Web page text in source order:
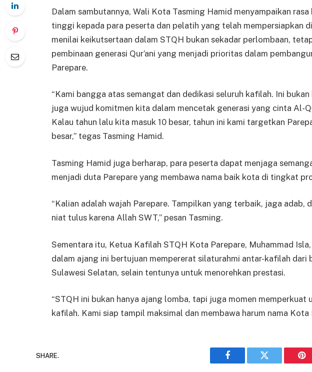
Dalam sambutannya, Wali Kota Tasming Hamid menyampaikan
tinggi kepada para peserta dan pelatih yang telah mempersiapkan
menilai keikutsertaan dalam STQH bukan sekadar perlombaan,
pembinaan generasi Qur’ani yang menjadi prioritas dalam
Parepare.
“Kami bangga atas semangat dan dedikasi seluruh kafilah. Ini
juga wujud komitmen kita dalam mencetak generasi yang cinta Al-
Kalau tahun lalu kita masuk 10 besar, tahun ini kami targetkan
besar,” tegas Tasming Hamid.
Tasming Hamid juga berharap, para peserta dapat menjaga
menjadi duta Parepare yang membawa nama baik kota di tingkat
“Kalian adalah wajah Parepare. Tampilkan yang terbaik, jaga adab,
niat tulus karena Allah SWT,” pesan Tasming.
Sementara itu, Ketua Kafilah STQH Kota Parepare, Muhammad
dalam ajang ini bertujuan mempererat silaturahmi antar-kafilah dari
Sulawesi Selatan, selain tentunya untuk menorehkan prestasi.
“STQH ini bukan hanya ajang lomba, tapi juga momen memperkuat
kafilah. Kami siap tampil maksimal dan membawa harum nama Kota
SHARE.
Facebook Twitter